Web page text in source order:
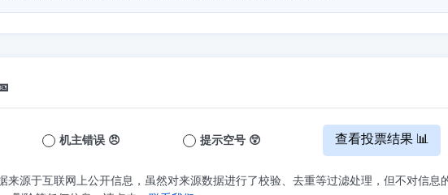
机主错误 😠 提示空号 😲 查看投票结果 📊
来源于互联网上公开信息，虽然对来源数据进行了校验、去重等过滤处理，但不对信息